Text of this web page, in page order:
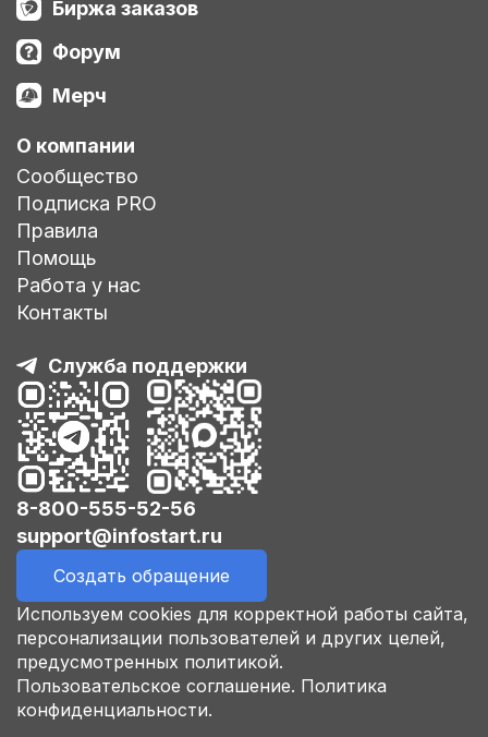
Биржа заказов
Форум
Мерч
О компании
Сообщество
Подписка PRO
Правила
Помощь
Работа у нас
Контакты
Служба поддержки
8-800-555-52-56
support@infostart.ru
Создать обращение
Используем cookies для корректной работы сайта,
персонализации пользователей и других целей,
предусмотренных политикой.
Пользовательское соглашение. Политика
конфиденциальности.